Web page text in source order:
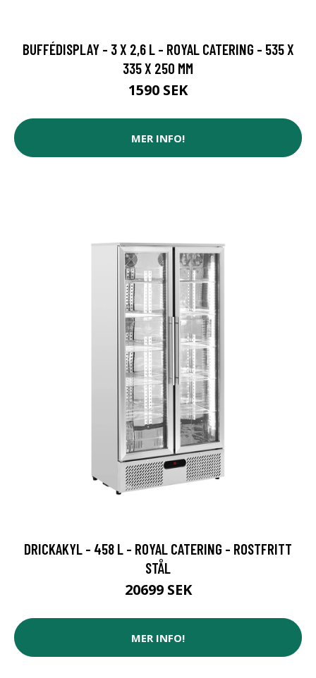
BUFFÉDISPLAY - 3 X 2,6 L - ROYAL CATERING - 535 X
335 X 250 MM
1590 SEK
MER INFO!
DRICKAKYL - 458 L - ROYAL CATERING - ROSTFRITT
STÅL
20699 SEK
MER INFO!